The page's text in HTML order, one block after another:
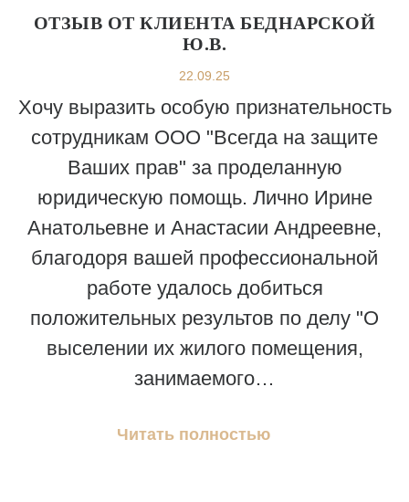
ОТЗЫВ ОТ КЛИЕНТА БЕДНАРСКОЙ
Ю.В.
22.09.25
Хочу выразить особую признательность
сотрудникам ООО "Всегда на защите
Ваших прав" за проделанную
юридическую помощь. Лично Ирине
Анатольевне и Анастасии Андреевне,
благодоря вашей профессиональной
работе удалось добиться
положительных результов по делу "О
выселении их жилого помещения,
занимаемого…
Читать полностью